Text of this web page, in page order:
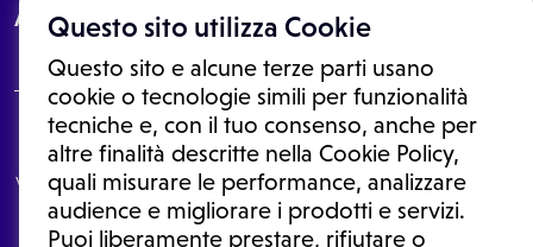
Questo sito utilizza Cookie
Questo sito e alcune terze parti usano
cookie o tecnologie simili per funzionalità
tecniche e, con il tuo consenso, anche per
altre finalità descritte nella Cookie Policy,
quali misurare le performance, analizzare
audience e migliorare i prodotti e servizi.
Puoi liberamente prestare, rifiutare o
About
Le informazioni proposte in questo sito non sono un consulto medico.
In nessun caso, queste informazioni sostituiscono un consulto, una
visita o una diagnosi formulata dal medico. Non si devono considerare
le informazioni disponibili come suggerimenti per la formulazione di
una diagnosi, la determinazione di un trattamento o l'assunzione o
sospensione di un farmaco senza prima consultare un medico di